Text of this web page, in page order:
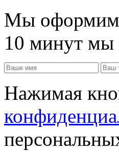
Мы оформим
10 минут мы
Нажимая